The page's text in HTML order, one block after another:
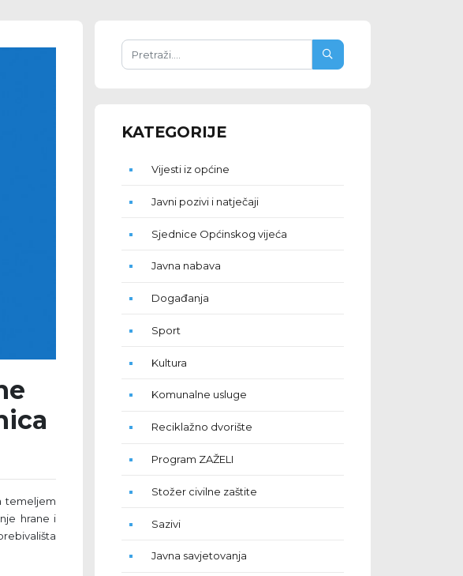
temeljem
hrane i
KATEGORIJE
Vijesti iz općine
Javni pozivi i natječaji
Sjednice Općinskog vijeća
Javna nabava
Događanja
Sport
Kultura
Komunalne usluge
Reciklažno dvorište
Program ZAŽELI
Stožer civilne zaštite
Sazivi
Javna savjetovanja